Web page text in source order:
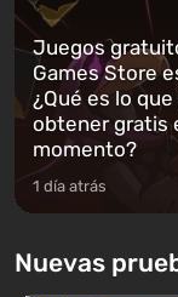
Juegos
Games Store
¿Qué es lo
obtener gratis
momento?
1 día atrás
Nuevas